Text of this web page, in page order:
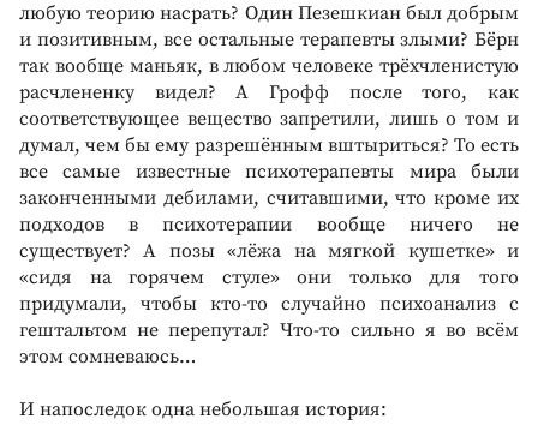
любую теорию насрать? Один Пезешкиан был добрым
и позитивным, все остальные терапевты злыми? Бёрн
так вообще маньяк, в любом человеке трёхчленистую
расчлененку видел? А Грофф после того, как
соответствующее вещество запретили, лишь о том и
думал, чем бы ему разрешённым вштыриться? То есть
все самые известные психотерапевты мира были
законченными дебилами, считавшими, что кроме их
подходов в психотерапии вообще ничего не
существует? А позы «лёжа на мягкой кушетке» и
«сидя на горячем стуле» они только для того
придумали, чтобы кто-то случайно психоанализ с
гештальтом не перепутал? Что-то сильно я во всём
этом сомневаюсь…
И напоследок одна небольшая история: